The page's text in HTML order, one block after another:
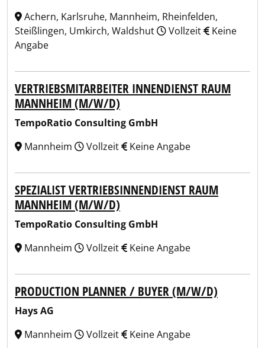
Achern, Karlsruhe, Mannheim, Rheinfelden,
Steißlingen, Umkirch, Waldshut
Vollzeit
Keine
Angabe
VERTRIEBSMITARBEITER INNENDIENST RAUM
MANNHEIM (M/W/D)
TempoRatio Consulting GmbH
Mannheim
Vollzeit Keine Angabe
SPEZIALIST VERTRIEBSINNENDIENST RAUM
MANNHEIM (M/W/D)
TempoRatio Consulting GmbH
Mannheim
Vollzeit Keine Angabe
PRODUCTION PLANNER / BUYER (M/W/D)
Hays AG
Mannheim
Vollzeit Keine Angabe